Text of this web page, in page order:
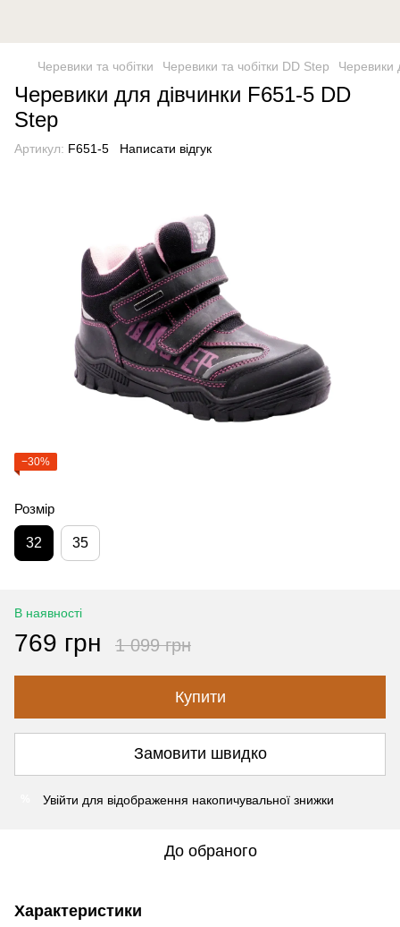
Черевики та чобітки Черевики та чобітки DD Step Черевики
Черевики для дівчинки F651-5 DD
Step
Артикул: F651-5 Написати відгук
−30%
Розмір
32 35
В наявності
769 грн 1 099 грн
Купити
Замовити швидко
Увійти для відображення накопичувальної знижки
До обраного
Характеристики